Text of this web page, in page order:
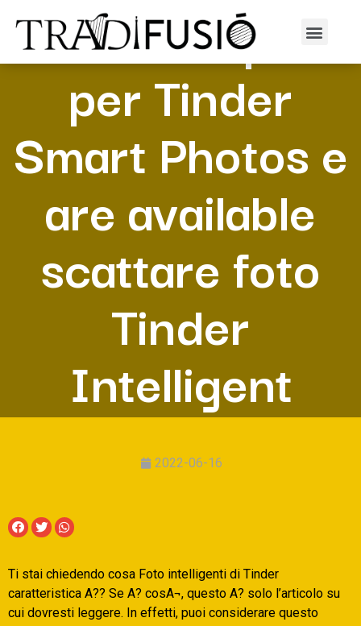
Guida completa
per Tinder
Smart Photos e
are available
scattare foto
Tinder
Intelligent
2022-06-16
Ti stai chiedendo cosa Foto intelligenti di Tinder
caratteristica A?? Se A? cosA¬, questo A? solo l’articolo su
cui dovresti leggere. In effetti, puoi considerare questo